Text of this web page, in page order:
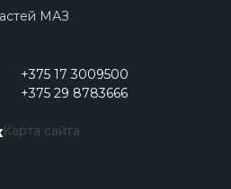
МАЗ
+375 17 3009500
+375 29 8783666
Карта сайта